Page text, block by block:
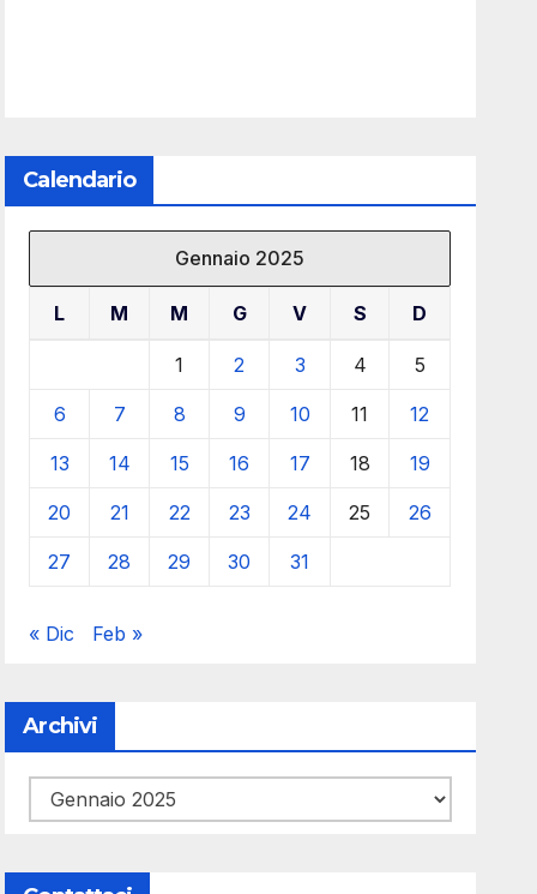
Calendario
Gennaio 2025
L M M G V S D
1 2 3 4 5
6 7 8 9 10 11 12
13 14 15 16 17 18 19
20 21 22 23 24 25 26
27 28 29 30 31
« Dic Feb »
Archivi
Archivi